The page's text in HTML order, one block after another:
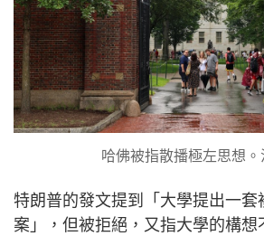
哈佛被指散播極左思想。
特朗普的發文提到「大學提出一套
案」，但被拒絕，又指大學的構想